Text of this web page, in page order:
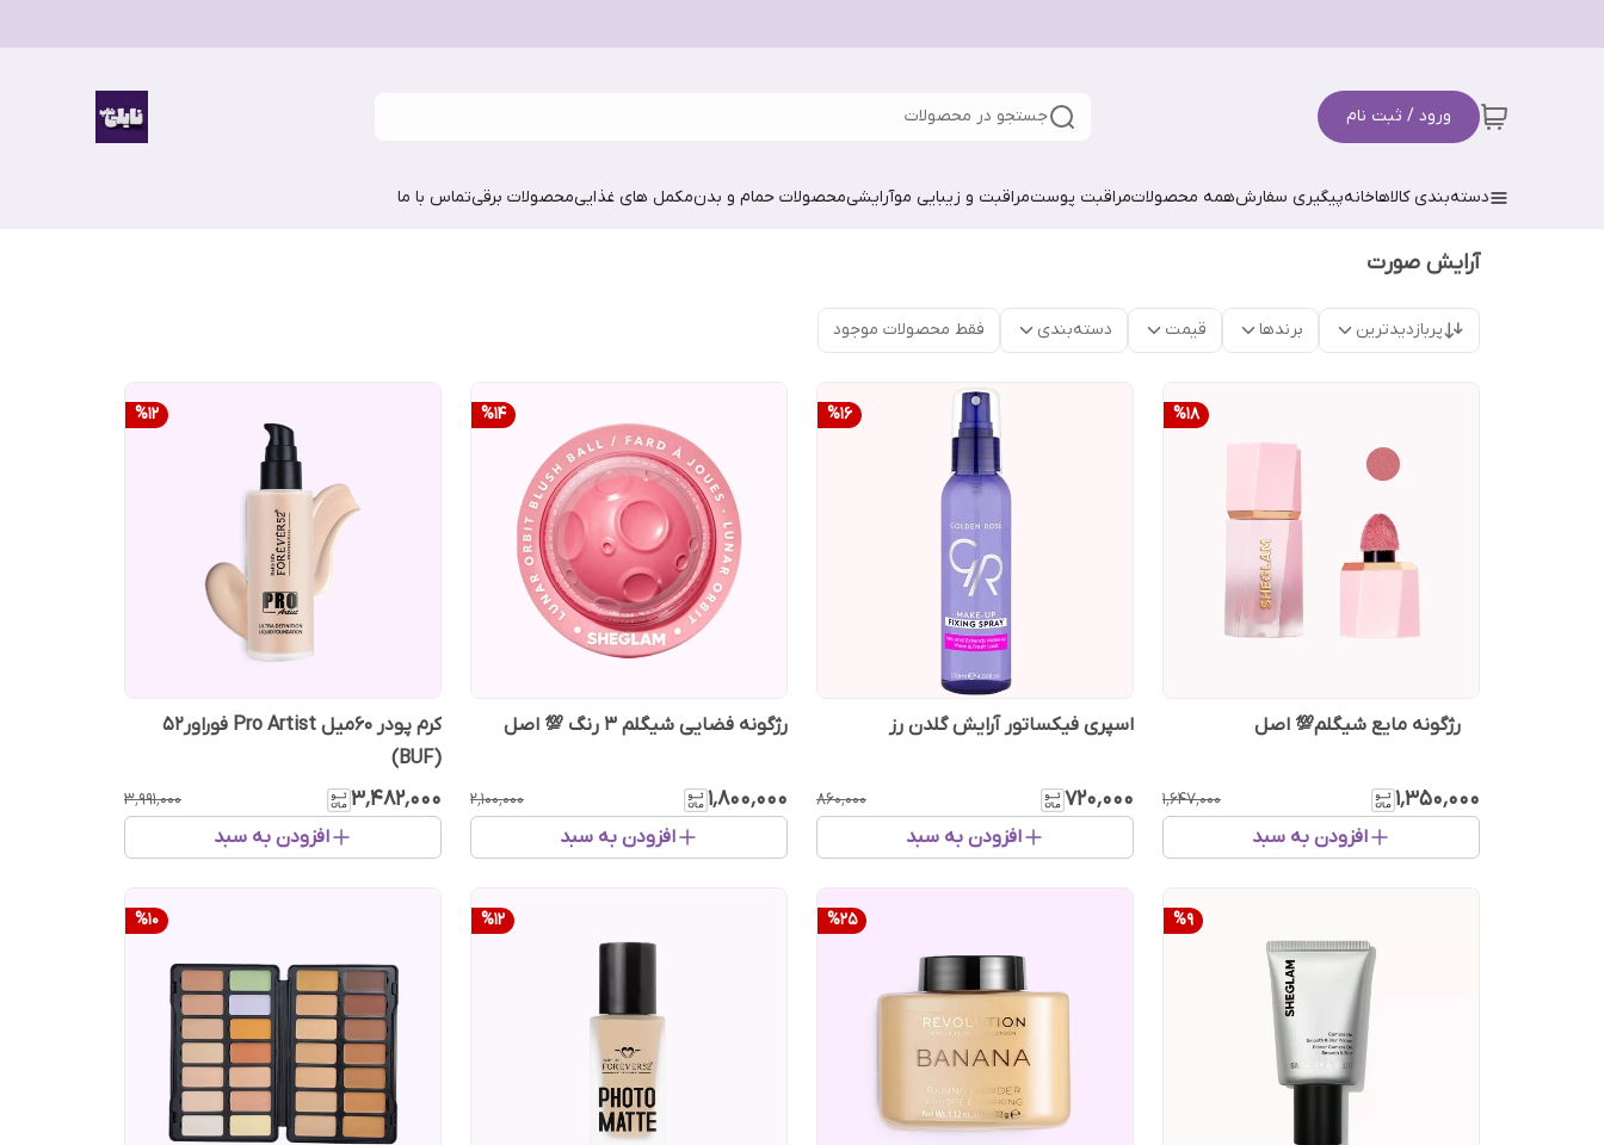
ورود / ثبت نام جستجو در محصولات
دسته‌بندی کالاهاخانهپیگیری سفارشهمه محصولاتمراقبت پوستمراقبت و زیبایی موآرایشیمحصولات حمام و بدنمکمل های غذاییمحصولات برقیتماس با ما
آرایش صورت
پربازدیدترین برندها قیمت دسته‌بندی فقط محصولات موجود
%18
رژگونه مایع شیگلم💯 اصل
۱٬۳۵۰٬۰۰۰ ۱٬۶۴۷٬۰۰۰
افزودن به سبد
%16
اسپری فیکساتور آرایش گلدن رز
۷۲۰٬۰۰۰ ۸۶۰٬۰۰۰
افزودن به سبد
%14
رژگونه فضایی شیگلم 3 رنگ 💯 اصل
۱٬۸۰۰٬۰۰۰ ۲٬۱۰۰٬۰۰۰
افزودن به سبد
%12
کرم پودر 60میل Pro Artist فوراور52
(BUF)
۳٬۴۸۲٬۰۰۰ ۳٬۹۹۱٬۰۰۰
افزودن به سبد
%9
%25
%12
%10